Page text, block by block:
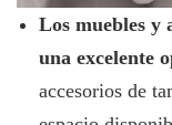
Los muebles y
una excelente
accesorios de